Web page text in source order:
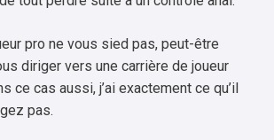
pro ne vous sied pas, peut-être
diriger vers une carrière de joueur
ce cas aussi, j’ai exactement ce qu’il
pas.